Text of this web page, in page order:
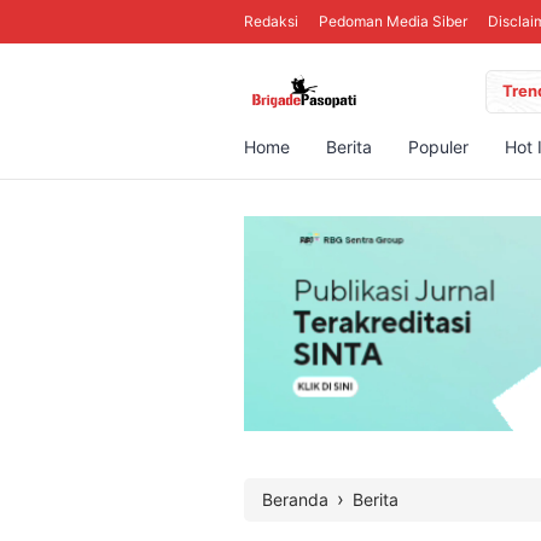
Redaksi Pedoman Media Siber
Home Berita Populer Hot
Beranda › Berita